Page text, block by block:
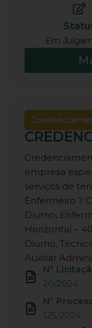
Em
empresa
serviços de
Enfermeiro ?
Diurno,
Horizontal –
Diurno,
Auxiliar
Nº
20/2024
Nº
125/2024